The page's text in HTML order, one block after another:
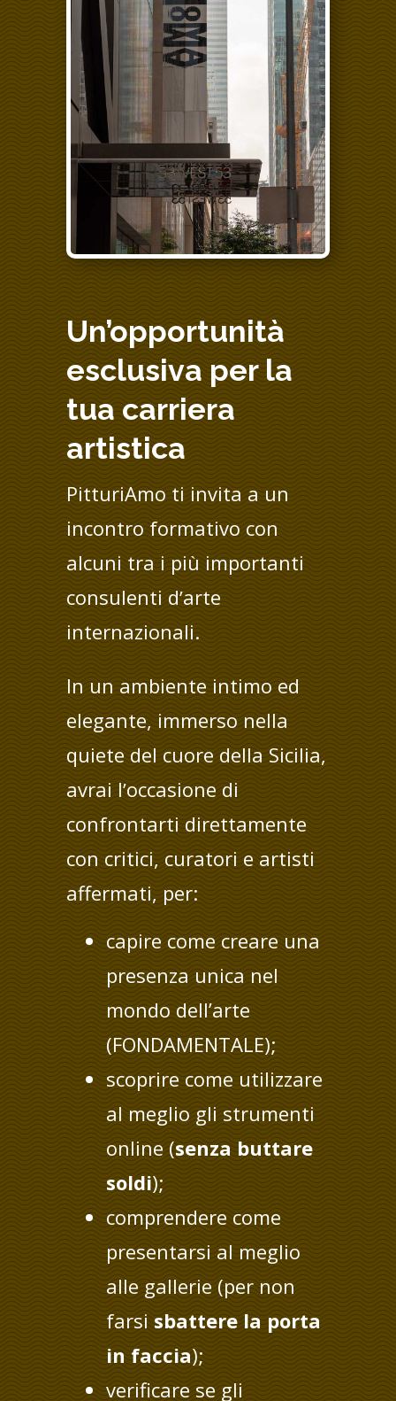
Un’opportunità
esclusiva per la
tua carriera
artistica
PitturiAmo ti invita a un
incontro formativo con
alcuni tra i più importanti
consulenti dʼarte
internazionali.
In un ambiente intimo ed
elegante, immerso nella
quiete del cuore della Sicilia,
avrai lʼoccasione di
confrontarti direttamente
con critici, curatori e artisti
affermati, per:
capire come creare una
presenza unica nel
mondo dell’arte
(FONDAMENTALE);
scoprire come utilizzare
al meglio gli strumenti
online (senza buttare
soldi);
comprendere come
presentarsi al meglio
alle gallerie (per non
farsi sbattere la porta
in faccia);
verificare se gli